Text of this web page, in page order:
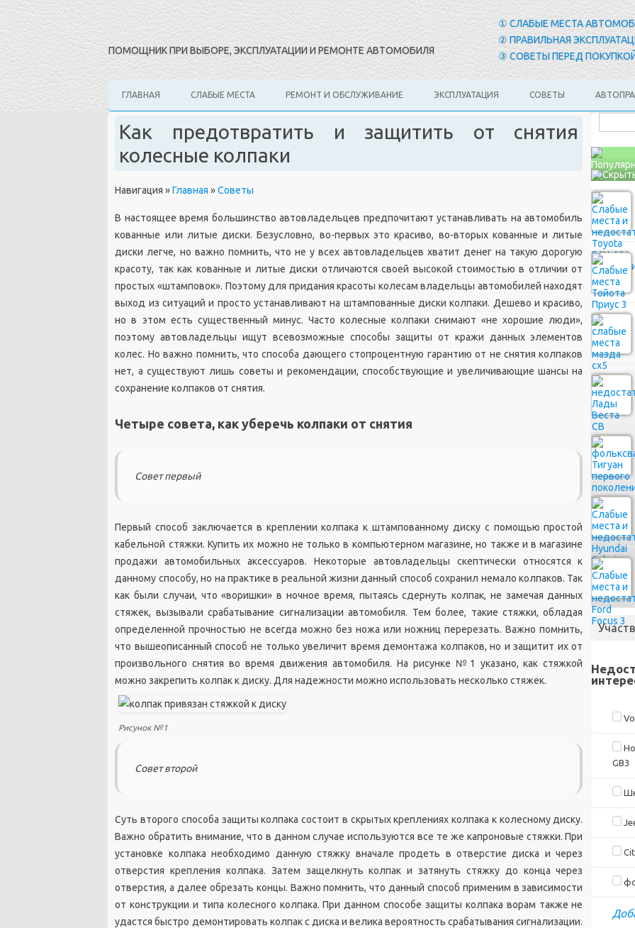
① СЛАБЫЕ МЕСТА
② ПРАВИЛЬНАЯ
③ СОВЕТЫ ПЕРЕД
ПОМОЩНИК ПРИ ВЫБОРЕ, ЭКСПЛУАТАЦИИ И РЕМОНТЕ АВТОМОБИЛЯ
ГЛАВНАЯ СЛАБЫЕ МЕСТА РЕМОНТ И ОБСЛУЖИВАНИЕ ЭКСПЛУАТАЦИЯ СОВЕТЫ
Как предотвратить и защитить от снятия
колесные колпаки
Навигация» Главная » Советы
В настоящее время большинство автовладельцев предпочитают устанавливать на автомобиль
кованные или литые диски. Безусловно, во-первых это красиво, во-вторых кованные и литые
диски легче, но важно помнить, что не у всех автовладельцев хватит денег на такую дорогую
красоту, так как кованные и литые диски отличаются своей высокой стоимостью в отличии от
простых «штамповок». Поэтому для придания красоты колесам владельцы автомобилей находят
выход из ситуаций и просто устанавливают на штампованные диски колпаки. Дешево и красиво,
но в этом есть существенный минус. Часто колесные колпаки снимают «не хорошие люди»,
поэтому автовладельцы ищут всевозможные способы защиты от кражи данных элементов
колес. Но важно помнить, что способа дающего стопроцентную гарантию от не снятия колпаков
нет, а существуют лишь советы и рекомендации, способствующие и увеличивающие шансы на
сохранение колпаков от снятия.
Четыре совета, как уберечь колпаки от снятия
Совет первый
Первый способ заключается в креплении колпака к штампованному диску с помощью простой
кабельной стяжки. Купить их можно не только в компьютерном магазине, но также и в магазине
продажи автомобильных аксессуаров. Некоторые автовладельцы скептически относятся к
данному способу, но на практике в реальной жизни данный способ сохранил немало колпаков. Так
как были случаи, что «воришки» в ночное время, пытаясь сдернуть колпак, не замечая данных
стяжек, вызывали срабатывание сигнализации автомобиля. Тем более, такие стяжки, обладая
определенной прочностью не всегда можно без ножа или ножниц перерезать. Важно помнить,
что вышеописанный способ не только увеличит время демонтажа колпаков, но и защитит их от
произвольного снятия во время движения автомобиля. На рисунке №1 указано, как стяжкой
можно закрепить колпак к диску. Для надежности можно использовать несколько стяжек.
Рисунок №1
Совет второй
Суть второго способа защиты колпака состоит в скрытых креплениях колпака к колесному диску.
Важно обратить внимание, что в данном случае используются все те же капроновые стяжки. При
установке колпака необходимо данную стяжку вначале продеть в отверстие диска и через
отверстия крепления колпака. Затем защелкнуть колпак и затянуть стяжку до конца через
отверстия, а далее обрезать концы. Важно помнить, что данный способ применим в зависимости
от конструкции и типа колесного колпака. При данном способе защиты колпака ворам также не
удастся быстро демонтировать колпак с диска и велика вероятность срабатывания сигнализации.
GB3